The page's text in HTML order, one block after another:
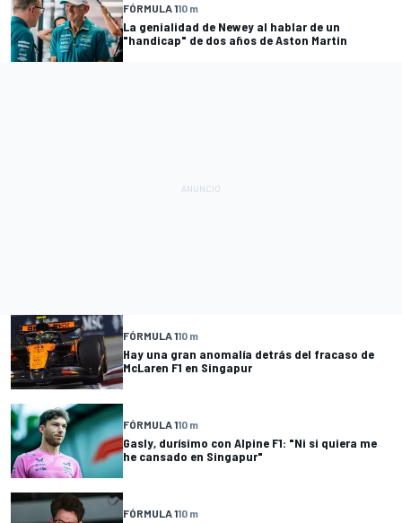
FÓRMULA 110 m
La genialidad de Newey al hablar de un
"handicap" de dos años de Aston Martin
FÓRMULA 110 m
Hay una gran anomalía detrás del fracaso de
McLaren F1 en Singapur
FÓRMULA 110 m
Gasly, durísimo con Alpine F1: "Ni si quiera me
he cansado en Singapur"
FÓRMULA 110 m